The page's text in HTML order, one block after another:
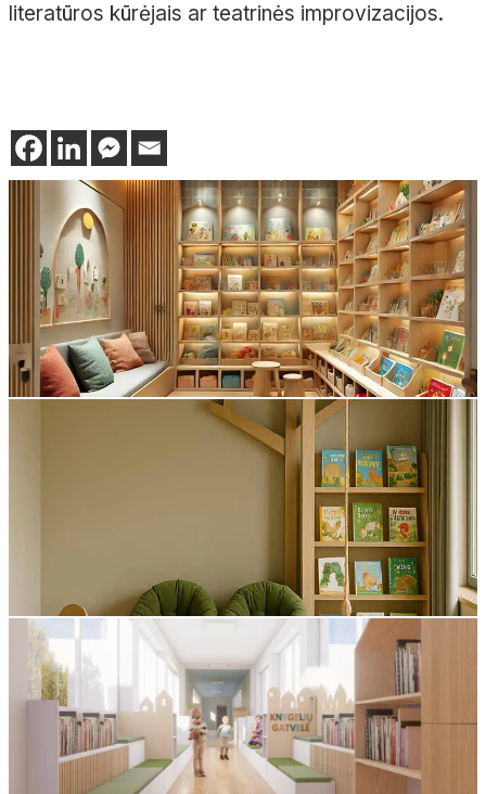
literatūros kūrėjais ar teatrinės improvizacijos.